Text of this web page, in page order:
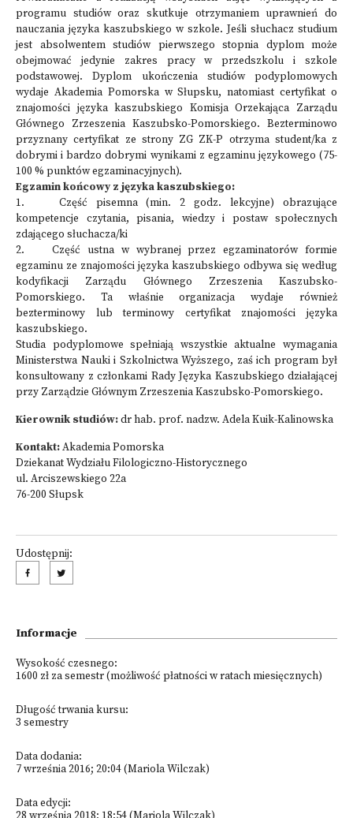
programu studiów oraz skutkuje otrzymaniem uprawnień do
nauczania języka kaszubskiego w szkole. Jeśli słuchacz studium
jest absolwentem studiów pierwszego stopnia dyplom może
obejmować jedynie zakres pracy w przedszkolu i szkole
podstawowej. Dyplom ukończenia studiów podyplomowych
wydaje Akademia Pomorska w Słupsku, natomiast certyfikat o
znajomości języka kaszubskiego Komisja Orzekająca Zarządu
Głównego Zrzeszenia Kaszubsko-Pomorskiego. Bezterminowo
przyznany certyfikat ze strony ZG ZK-P otrzyma student/ka z
dobrymi i bardzo dobrymi wynikami z egzaminu językowego (75-
100 % punktów egzaminacyjnych).
Egzamin końcowy z języka kaszubskiego:
1. Część pisemna (min. 2 godz. lekcyjne) obrazujące
kompetencje czytania, pisania, wiedzy i postaw społecznych
zdającego słuchacza/ki
2. Część ustna w wybranej przez egzaminatorów formie
egzaminu ze znajomości języka kaszubskiego odbywa się według
kodyfikacji Zarządu Głównego Zrzeszenia Kaszubsko-
Pomorskiego. Ta właśnie organizacja wydaje również
bezterminowy lub terminowy certyfikat znajomości języka
kaszubskiego.
Studia podyplomowe spełniają wszystkie aktualne wymagania
Ministerstwa Nauki i Szkolnictwa Wyższego, zaś ich program był
konsultowany z członkami Rady Języka Kaszubskiego działającej
przy Zarządzie Głównym Zrzeszenia Kaszubsko-Pomorskiego.
Kierownik studiów:dr hab. prof. nadzw. Adela Kuik-Kalinowska
Kontakt:Akademia Pomorska
Dziekanat Wydziału Filologiczno-Historycznego
ul. Arciszewskiego 22a
76-200 Słupsk
Udostępnij:
Informacje
Wysokość czesnego:
1600 zł za semestr (możliwość płatności w ratach miesięcznych)
Długość trwania kursu:
3 semestry
Data dodania:
7 września 2016; 20:04 (Mariola Wilczak)
Data edycji: